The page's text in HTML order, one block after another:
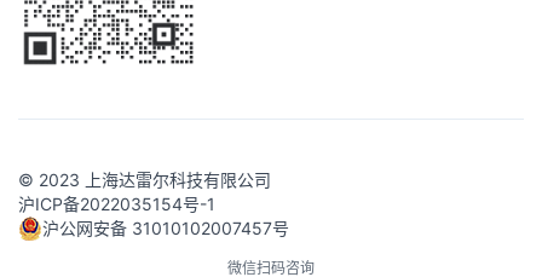
© 2023 上海达雷尔科技有限公司
沪ICP备2022035154号-1
沪公网安备 31010102007457号
微信扫码咨询